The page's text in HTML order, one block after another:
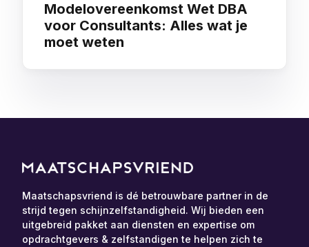
Modelovereenkomst Wet DBA
voor Consultants: Alles wat je
moet weten
Maatschapsvriend is dé betrouwbare partner in de
strijd tegen schijnzelfstandigheid. Wij bieden een
uitgebreid pakket aan diensten en expertise om
opdrachtgevers & zelfstandigen te helpen zich te